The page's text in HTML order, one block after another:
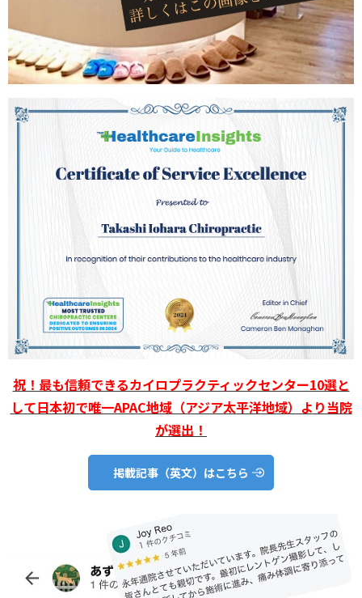
祝！最も信頼できるカイロプラクティックセンター10選と
して日本初で唯一APAC地域（アジア太平洋地域）より当院
が選出！
掲載記事（英文）はこちら